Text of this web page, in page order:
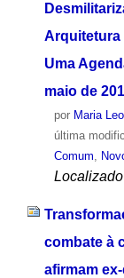
Arquitetura
Uma
maio de
por Maria
última
Comum,
combate à
afirmam